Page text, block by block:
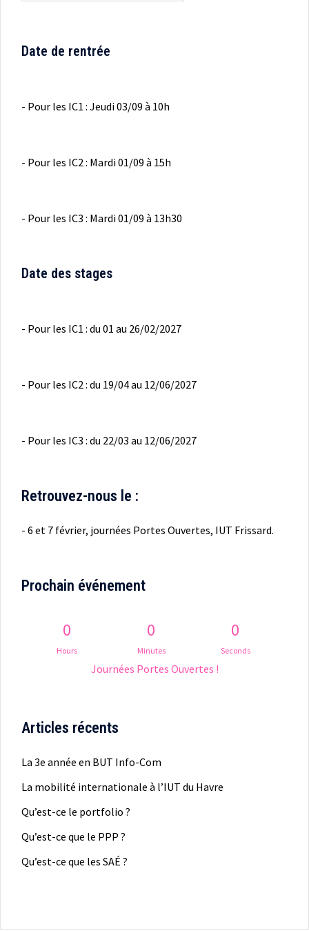
Date de rentrée
- Pour les IC1 : Jeudi 03/09 à 10h
- Pour les IC2 : Mardi 01/09 à 15h
- Pour les IC3 : Mardi 01/09 à 13h30
Date des stages
- Pour les IC1 : du 01 au 26/02/2027
- Pour les IC2 : du 19/04 au 12/06/2027
- Pour les IC3 : du 22/03 au 12/06/2027
Retrouvez-nous le :
- 6 et 7 février, journées Portes Ouvertes, IUT Frissard.
Prochain événement
0
Hours
0
Minutes
0
Seconds
Journées Portes Ouvertes !
Articles récents
La 3e année en BUT Info-Com
La mobilité internationale à l’IUT du Havre
Qu’est-ce le portfolio ?
Qu’est-ce que le PPP ?
Qu’est-ce que les SAÉ ?